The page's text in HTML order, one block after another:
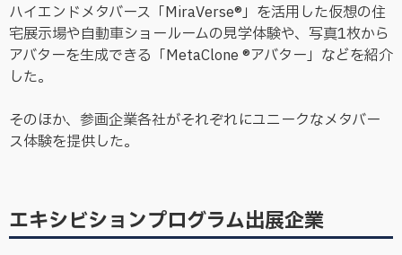
ハイエンドメタバース「MiraVerse®」を活用した仮想の住
宅展示場や自動車ショールームの見学体験や、写真1枚から
アバターを生成できる「MetaClone ®アバター」などを紹介
した。
そのほか、参画企業各社がそれぞれにユニークなメタバー
ス体験を提供した。
エキシビションプログラム出展企業